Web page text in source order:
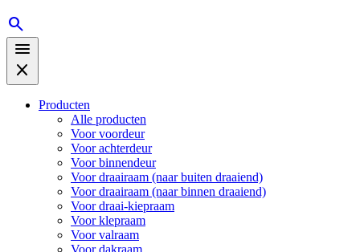
search
menu
close
Producten
Alle producten
Voor voordeur
Voor achterdeur
Voor binnendeur
Voor draairaam (naar buiten draaiend)
Voor draairaam (naar binnen draaiend)
Voor draai-kiepraam
Voor klepraam
Voor valraam
Voor dakraam